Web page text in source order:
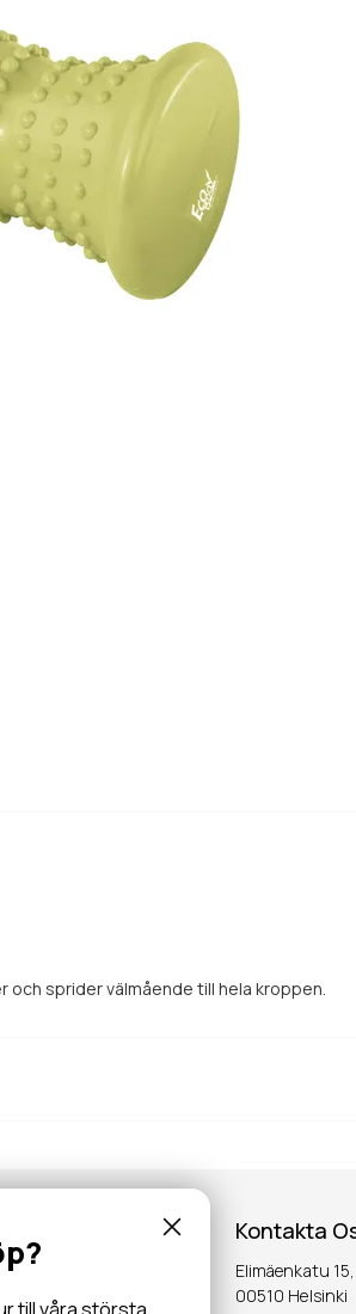
och sprider välmående till hela kroppen.